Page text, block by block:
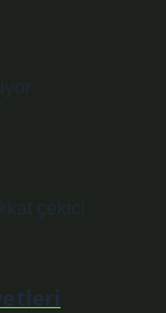
çekici